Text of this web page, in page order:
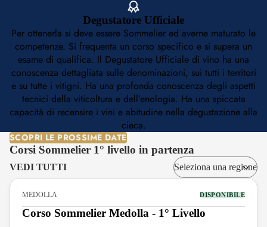
Degustatore Ufficiale
Per ottenerla si deve essere Sommelier ed averne maturato le
competenze. Si frequenta un corso specifico e si supera un
esame di qualifica. Il Degustatore Ufficiale di vino ha una
conoscenza dettagliata sulle denominazioni, sui tutti i territori
e su tutte i vitigni. Ha una profonda conoscenza degli aspetti
tecnici della viticoltura e dell’enologia. Ha una spiccata
capacità di recensire i vini e abitudine nella degustazione alla
cieca.
SCOPRI LE PROSSIME DATE
Corsi Sommelier 1° livello in partenza
VEDI TUTTI
MEDOLLA DISPONIBILE
Corso Sommelier Medolla - 1° Livello